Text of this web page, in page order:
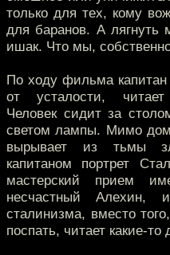
только для тех, кому
для баранов. А лягнуть
ишак. Что мы,
По ходу фильма
от усталости,
Человек сидит за
светом лампы. Мимо
вырывает из тьмы
капитаном портрет
мастерский прием
несчастный Алехин,
сталинизма, вместо
поспать, читает какие-